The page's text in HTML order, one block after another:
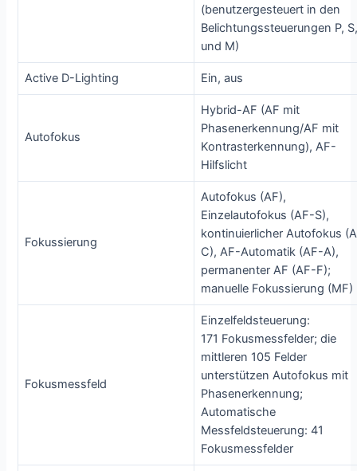
(benutzergesteuert in den
Belichtungssteuerungen P,
und M)
Active D-Lighting Ein, aus
Autofokus
Hybrid-AF (AF mit
Phasenerkennung/AF mit
Kontrasterkennung), AF-
Hilfslicht
Fokussierung
Autofokus (AF),
Einzelautofokus (AF-S),
kontinuierlicher Autofokus
C), AF-Automatik (AF-A),
permanenter AF (AF-F);
manuelle Fokussierung (MF)
Fokusmessfeld
Einzelfeldsteuerung:
171 Fokusmessfelder; die
mittleren 105 Felder
unterstützen Autofokus mit
Phasenerkennung;
Automatische
Messfeldsteuerung: 41
Fokusmessfelder